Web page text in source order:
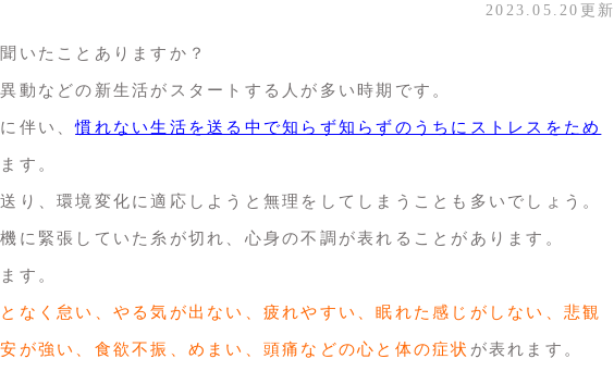
2023.05.20更新
いたことありますか？
動などの新生活がスタートする人が多い時期です。
伴い、慣れない生活を送る中で知らず知らずのうちにストレスをため
す。
り、環境変化に適応しようと無理をしてしまうことも多いでしょう。
に緊張していた糸が切れ、心身の不調が表れることがあります。
す。
なく怠い、やる気が出ない、疲れやすい、眠れた感じがしない、悲観
が強い、食欲不振、めまい、頭痛などの心と体の症状 が表れます。